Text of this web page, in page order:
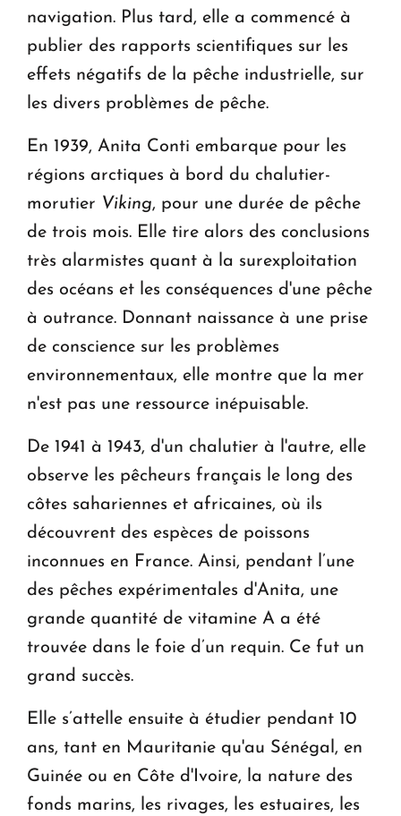
navigation. Plus tard, elle a commencé à
publier des rapports scientifiques sur les
effets négatifs de la pêche industrielle, sur
les divers problèmes de pêche.
En 1939, Anita Conti embarque pour les
régions arctiques à bord du chalutier-
morutier Viking, pour une durée de pêche
de trois mois. Elle tire alors des conclusions
très alarmistes quant à la surexploitation
des océans et les conséquences d'une pêche
à outrance. Donnant naissance à une prise
de conscience sur les problèmes
environnementaux, elle montre que la mer
n'est pas une ressource inépuisable.
De 1941 à 1943, d'un chalutier à l'autre, elle
observe les pêcheurs français le long des
côtes sahariennes et africaines, où ils
découvrent des espèces de poissons
inconnues en France. Ainsi, pendant l’une
des pêches expérimentales d'Anita, une
grande quantité de vitamine A a été
trouvée dans le foie d’un requin. Ce fut un
grand succès.
Elle s’attelle ensuite à étudier pendant 10
ans, tant en Mauritanie qu'au Sénégal, en
Guinée ou en Côte d'Ivoire, la nature des
fonds marins, les rivages, les estuaires, les